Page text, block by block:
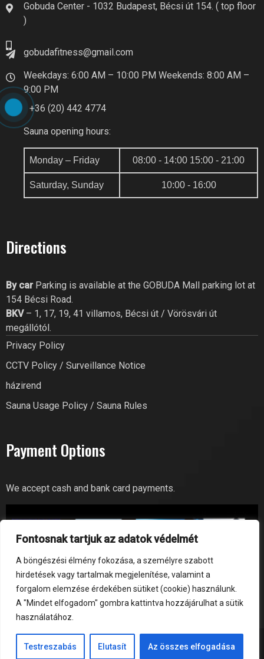
Fontosnak tartjuk az adatok védelmét
A böngészési élmény fokozása, a személyre szabott
hirdetések vagy tartalmak megjelenítése, valamint a
forgalom elemzése érdekében sütiket (cookie) használunk.
A "Mindet elfogadom" gombra kattintva hozzájárulhat a sütik
használatához.
Testreszabás Elutasít Az összes elfogadása
Gobuda Center - 1032 Budapest, Bécsi út 154. ( top floor
)
gobudafitness@gmail.com
Weekdays: 6:00 AM – 10:00 PM Weekends: 8:00 AM –
9:00 PM
+36 (20) 442 4774
Sauna opening hours:
Monday – Friday 08:00 - 14:00 15:00 - 21:00
Saturday, Sunday 10:00 - 16:00
Directions
By carParking is available at the GOBUDA Mall parking lot at
154 Bécsi Road.
BKV– 1, 17, 19, 41 villamos, Bécsi út / Vörösvári út
megállótól.
Privacy Policy
CCTV Policy / Surveillance Notice
házirend
Sauna Usage Policy / Sauna Rules
Payment Options
We accept cash and bank card payments.
© GoBuda Fitness 2026 | All Right Reserved
GOBUDA FITNESS CLUB AI
tól!